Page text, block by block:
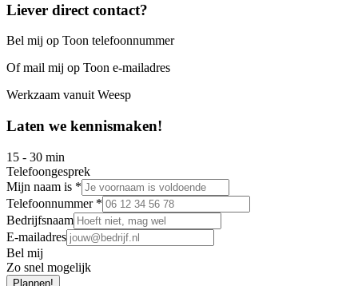
Liever direct contact?
Bel mij op Toon telefoonnummer
Of mail mij op Toon e-mailadres
Werkzaam vanuit Weesp
Laten we kennismaken!
15 - 30 min
Telefoongesprek
Mijn naam is *
Telefoonnummer *
Bedrijfsnaam
E-mailadres
Bel mij
Zo snel mogelijk
Plannen!